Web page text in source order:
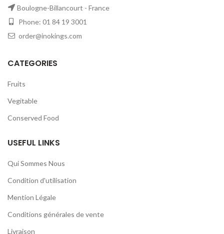
Boulogne-Billancourt - France
Phone: 01 84 19 3001
order@inokings.com
CATEGORIES
Fruits
Vegitable
Conserved Food
USEFUL LINKS
Qui Sommes Nous
Condition d'utilisation
Mention Légale
Conditions générales de vente
Livraison